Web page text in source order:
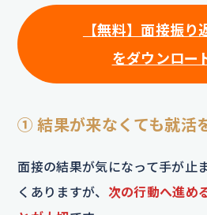
【無料】面接振り
をダウンロー
① 結果が来なくても就活
面接の結果が気になって手が止
くありますが、 次の行動へ進め